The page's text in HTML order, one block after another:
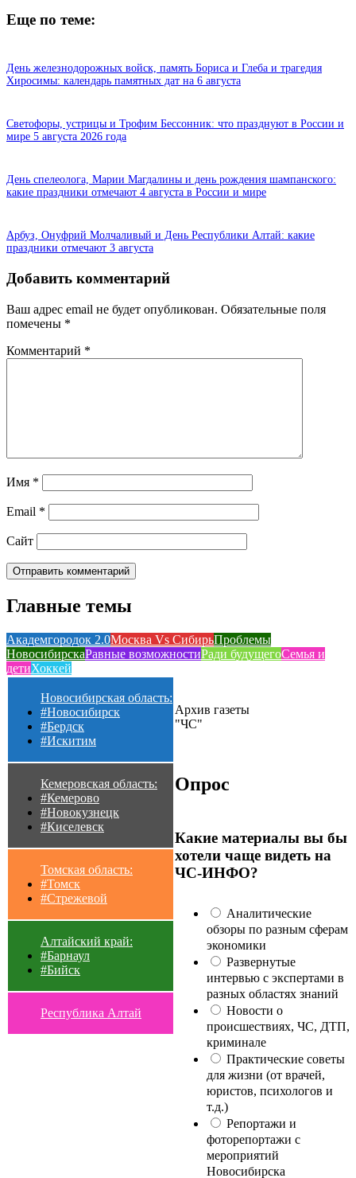
Еще по теме:
День железнодорожных войск, память Бориса и Глеба и трагедия
Хиросимы: календарь памятных дат на 6 августа
Светофоры, устрицы и Трофим Бессонник: что празднуют в России и
мире 5 августа 2026 года
День спелеолога, Марии Магдалины и день рождения шампанского:
какие праздники отмечают 4 августа в России и мире
Арбуз, Онуфрий Молчаливый и День Республики Алтай: какие
праздники отмечают 3 августа
Добавить комментарий
Ваш адрес email не будет опубликован. Обязательные поля
помечены *
Комментарий *
Имя *
Email *
Сайт
Главные темы
Академгородок 2.0Москва Vs СибирьПроблемы
НовосибирскаРавные возможностиРади будущегоСемья и
детиХоккей
Новосибирская область:
#Новосибирск
#Бердск
#Искитим
Кемеровская область:
#Кемерово
#Новокузнецк
#Киселевск
Томская область:
#Томск
#Стрежевой
Алтайский край:
#Барнаул
#Бийск
Республика Алтай
Архив газеты
"ЧС"
Опрос
Какие материалы вы бы
хотели чаще видеть на
ЧС-ИНФО?
Аналитические
обзоры по разным сферам
экономики
Развернутые
интервью с экспертами в
разных областях знаний
Новости о
происшествиях, ЧС, ДТП,
криминале
Практические советы
для жизни (от врачей,
юристов, психологов и
т.д.)
Репортажи и
фоторепортажи с
мероприятий
Новосибирска